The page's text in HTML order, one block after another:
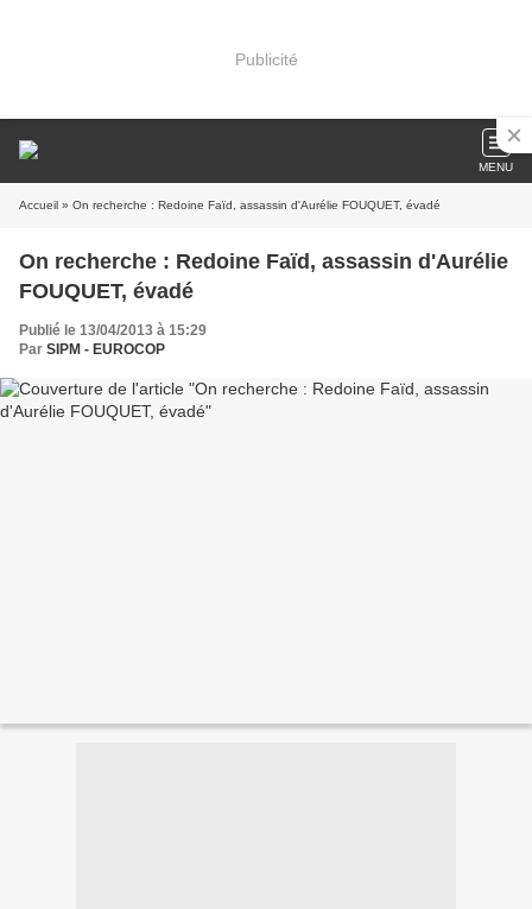
Publicité
MENU
Accueil » On recherche : Redoine Faïd, assassin d'Aurélie FOUQUET, évadé
On recherche : Redoine Faïd, assassin d'Aurélie
FOUQUET, évadé
Publié le 13/04/2013 à 15:29
Par SIPM - EUROCOP